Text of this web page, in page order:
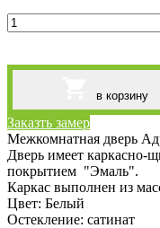
в корзину
Заказть замер
Межкомнатная дверь
Дверь имеет каркасно-
покрытием "Эмаль".
Каркас выполнен из
Цвет: Белый
Остекление: сатинат